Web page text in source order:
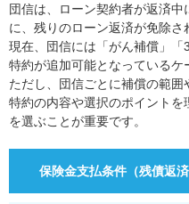
団信は、ローン契約者が返済
に、残りのローン返済が免除さ
現在、団信には「がん補償」
特約が追加可能となっているケ
ただし、団信ごとに補償の範
特約の内容や選択のポイント
を選ぶことが重要です。
保険金支払条件（残債返済